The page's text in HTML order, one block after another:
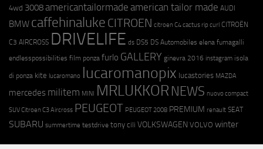
4wd 3008americantailormade american tailor made AUDI
BMW caffehinaluke CITROEN citroen C4 cactus rip curl CITROËN
C3 AIRCROSS DRIVELIFE ds DS5 DS Automobiles elena fumagalli
endlesspossibilities film ponza furlo GALLERY ginevra 2016 instagram isola
di ponza kite lucaromano lucaromanopix lucastories MAZDA
mercedes militem MINI MRLUKKOR NEWS nuovo compact
SUV Citroen C3 Aircross PEUGEOT PEUGEOT 2008 PREMIUM renault SEAT
SUBARU summertime testdrive tony cili VOLKSWAGEN VOLVO winter